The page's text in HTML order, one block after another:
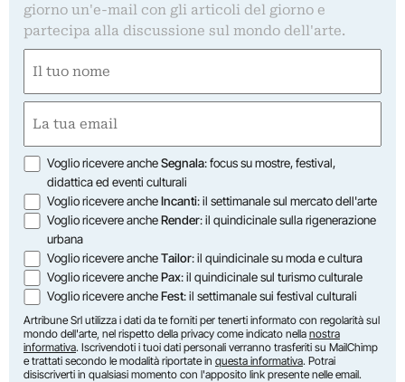
giorno un'e-mail con gli articoli del giorno e
partecipa alla discussione sul mondo dell'arte.
(Obbligatorio)
Nome
(Obbligatorio)
Opzioni
Voglio ricevere ancheSegnala: focus su mostre, festival,
didattica ed eventi culturali
Voglio ricevere ancheIncanti: il settimanale sul mercato dell'arte
Voglio ricevere ancheRender: il quindicinale sulla rigenerazione
urbana
Voglio ricevere ancheTailor: il quindicinale su moda e cultura
Voglio ricevere anchePax: il quindicinale sul turismo culturale
Voglio ricevere ancheFest: il settimanale sui festival culturali
Artribune Srl utilizza i dati da te forniti per tenerti informato con regolarità sul
mondo dell'arte, nel rispetto della privacy come indicato nella nostra
informativa. Iscrivendoti i tuoi dati personali verranno trasferiti su MailChimp
e trattati secondo le modalità riportate in questa informativa. Potrai
disiscriverti in qualsiasi momento con l'apposito link presente nelle email.